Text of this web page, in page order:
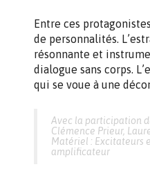
Entre ces
de personnalités.
résonnante et
dialogue sans corps.
qui se voue à une
Avec la participation
Clémence Prieur,
Matériel : Excitateurs
amplificateur